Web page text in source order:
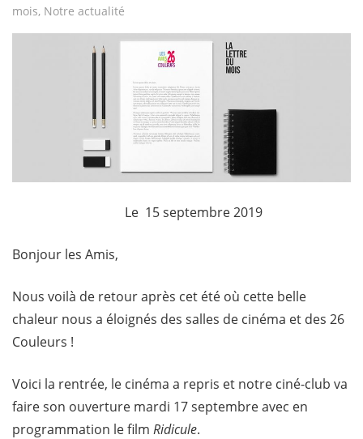
mois, Notre actualité
Le 15 septembre 2019
Bonjour les Amis,
Nous voilà de retour après cet été où cette belle
chaleur nous a éloignés des salles de cinéma et des 26
Couleurs !
Voici la rentrée, le cinéma a repris et notre ciné-club va
faire son ouverture mardi 17 septembre avec en
programmation le film Ridicule.